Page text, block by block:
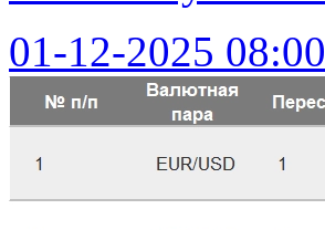
01-12-2025 08:00